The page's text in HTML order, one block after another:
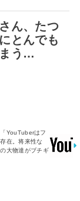
ん、たつ
とんでも
う…
YouTuberはフ
在。将来性な
大物達がブチギ